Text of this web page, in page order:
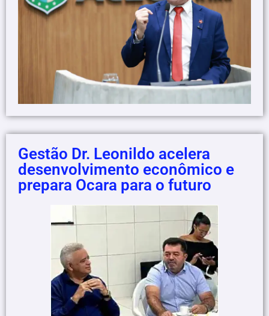
Gestão Dr. Leonildo acelera
desenvolvimento econômico e
prepara Ocara para o futuro